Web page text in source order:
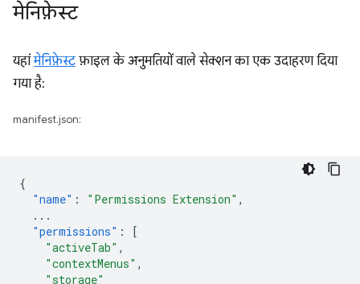
मेनिफ़ेस्ट
यहांमेनिफ़ेस्टफ़ाइल के अनुमतियों वाले सेक्शन का एक उदाहरण दिया
गया है:
manifest.json:
{
"name" : "Permissions Extension" ,
...
"permissions" :
[
"activeTab" ,
"contextMenus" ,
"storage"